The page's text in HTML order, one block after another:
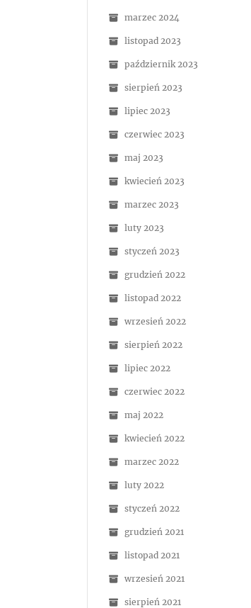
marzec 2024
listopad 2023
październik 2023
sierpień 2023
lipiec 2023
czerwiec 2023
maj 2023
kwiecień 2023
marzec 2023
luty 2023
styczeń 2023
grudzień 2022
listopad 2022
wrzesień 2022
sierpień 2022
lipiec 2022
czerwiec 2022
maj 2022
kwiecień 2022
marzec 2022
luty 2022
styczeń 2022
grudzień 2021
listopad 2021
wrzesień 2021
sierpień 2021